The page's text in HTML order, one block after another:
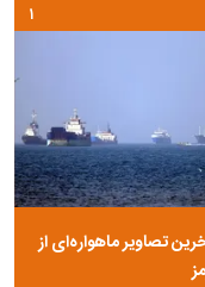
تصاویر ماهواره‌ای از
۱